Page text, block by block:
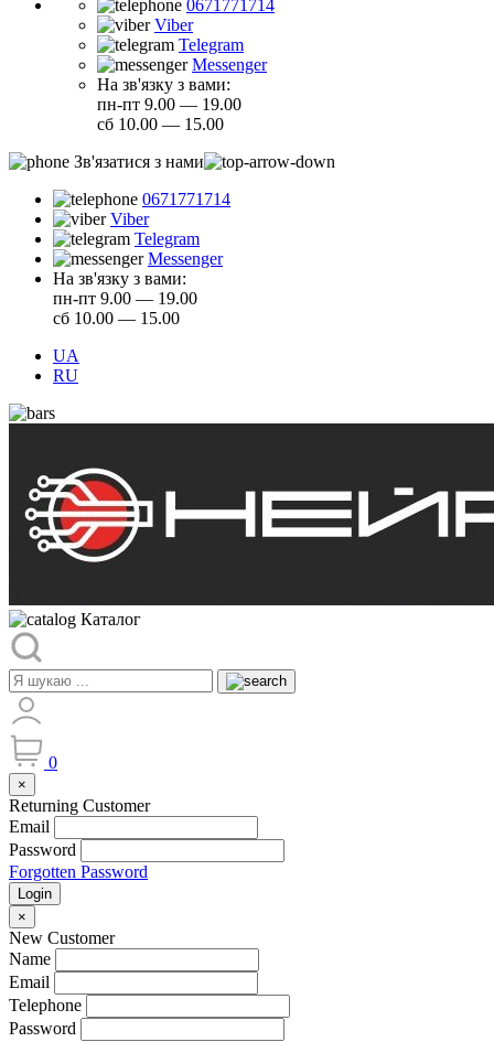
0671771714
Viber
Telegram
Messenger
На зв'язку з вами:
пн-пт 9.00 — 19.00
сб 10.00 — 15.00
Зв'язатися з нами
0671771714
Viber
Telegram
Messenger
На зв'язку з вами:
пн-пт 9.00 — 19.00
сб 10.00 — 15.00
UA
RU
Каталог
0
×
Returning Customer
Email
Password
Forgotten Password
Login
×
New Customer
Name
Email
Telephone
Password